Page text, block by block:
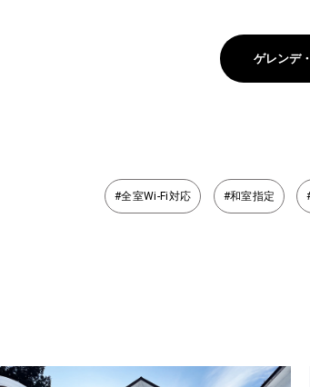
ゲレンデ
#全室Wi-Fi対応 #和室指定